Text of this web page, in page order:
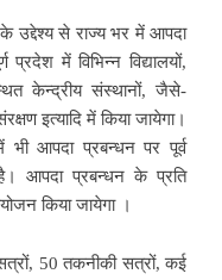
उद्देश्य से राज्य भर में आपदा
में विभिन्न विद्यालयों,
केन्द्रीय संस्थानों, जैसे-
इत्यादि में किया जायेगा।
भी आपदा प्रबन्धन पर पूर्व
आपदा प्रबन्धन के प्रति
किया जायेगा ।
50 तकनीकी सत्रों, कई